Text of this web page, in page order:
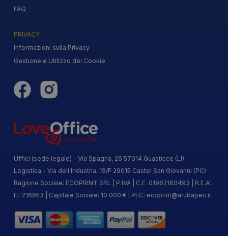
FAQ
PRIVACY
Informazioni sulla Privacy
Gestione e Utilizzo dei Cookie
Uffici (sede legale) - Via Spagna, 26 57014 Guasticce (LI)
Logistica - Via dell Industria, 19/F 29015 Castel San Giovanni (PC)
Ragione Sociale: ECOPRINT SRL | P.IVA | C.F. 01962160493 | R.E.A:
LI-216853 | Capitale Sociale: 10.000 € | PEC: ecoprint@arubapec.it